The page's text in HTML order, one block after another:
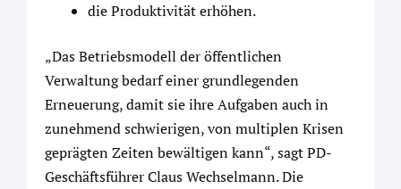
die Produktivität erhöhen.
„Das Betriebsmodell der öffentlichen
Verwaltung bedarf einer grundlegenden
Erneuerung, damit sie ihre Aufgaben auch in
zunehmend schwierigen, von multiplen Krisen
geprägten Zeiten bewältigen kann“, sagt PD-
Geschäftsführer Claus Wechselmann. Die